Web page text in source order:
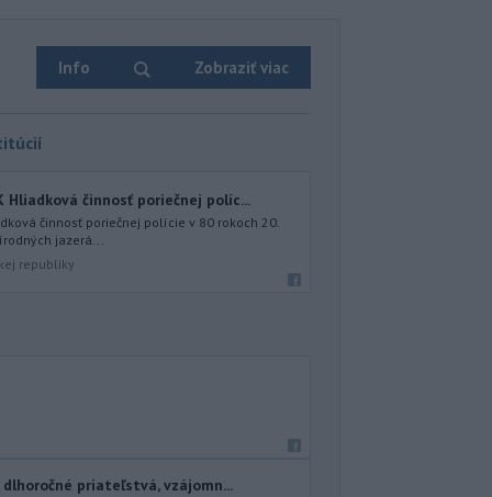
Info Zobraziť viac
Hliadková činnosť poriečnej políc...
činnosť poriečnej polície v 80 rokoch 20.
jazerá...
republiky
priateľstvá, vzájomn...